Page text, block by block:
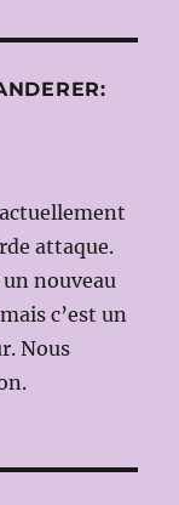
attaque.
nouveau
c’est un
Nous